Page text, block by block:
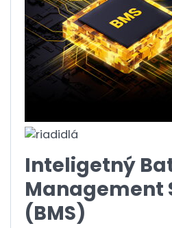
Inteligetný
Management
(BMS)